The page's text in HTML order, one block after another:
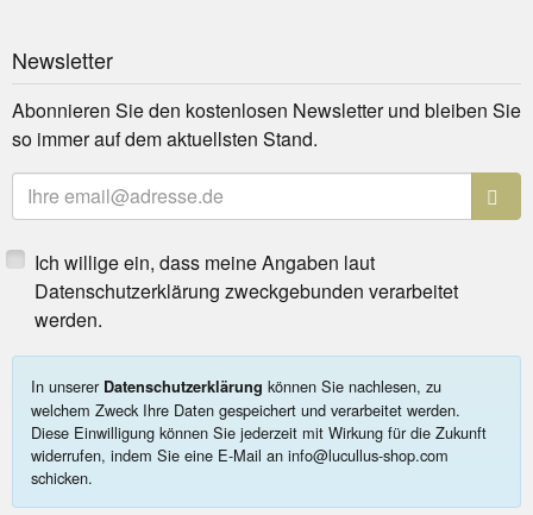
Newsletter
Abonnieren Sie den kostenlosen Newsletter und bleiben Sie
so immer auf dem aktuellsten Stand.
E-Mailadresse
Ich willige ein, dass meine Angaben laut
Datenschutzerklärung zweckgebunden verarbeitet
werden.
In unserer Datenschutzerklärung können Sie nachlesen, zu
welchem Zweck Ihre Daten gespeichert und verarbeitet werden.
Diese Einwilligung können Sie jederzeit mit Wirkung für die Zukunft
widerrufen, indem Sie eine E-Mail an info@lucullus-shop.com
schicken.